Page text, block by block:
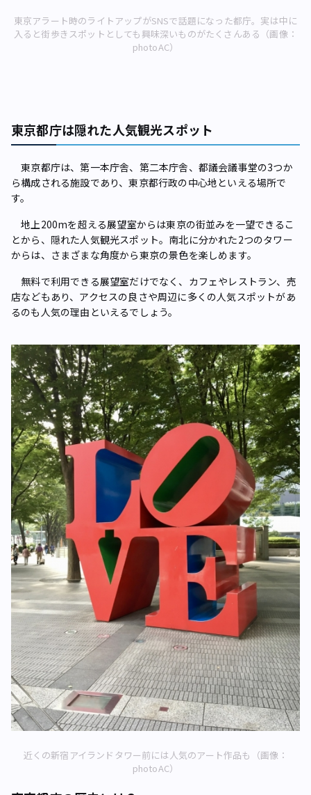
東京アラート時のライトアップがSNSで話題になった都庁。実は中に
入ると街歩きスポットとしても興味深いものがたくさんある（画像：
photoAC）
東京都庁は隠れた人気観光スポット
東京都庁は、第一本庁舎、第二本庁舎、都議会議事堂の3つか
ら構成される施設であり、東京都行政の中心地といえる場所で
す。
地上200mを超える展望室からは東京の街並みを一望できるこ
とから、隠れた人気観光スポット。南北に分かれた2つのタワー
からは、さまざまな角度から東京の景色を楽しめます。
無料で利用できる展望室だけでなく、カフェやレストラン、売
店などもあり、アクセスの良さや周辺に多くの人気スポットがあ
るのも人気の理由といえるでしょう。
近くの新宿アイランドタワー前には人気のアート作品も（画像：
photoAC）